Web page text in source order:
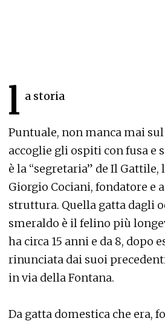
l a storia
Puntuale, non manca mai
accoglie gli ospiti con fusa e
è la “segretaria” de Il Gattile,
Giorgio Cociani, fondatore e
struttura. Quella gatta dagli
smeraldo è il felino più
ha circa 15 anni e da 8, dopo
rinunciata dai suoi
in via della Fontana.
Da gatta domestica che era,